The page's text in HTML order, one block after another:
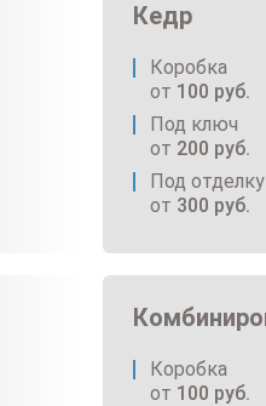
Кедр
Коробка
от 100 руб.
Под ключ
от 200 руб.
Под отделку
от 300 руб.
Коробка
от 100 руб.